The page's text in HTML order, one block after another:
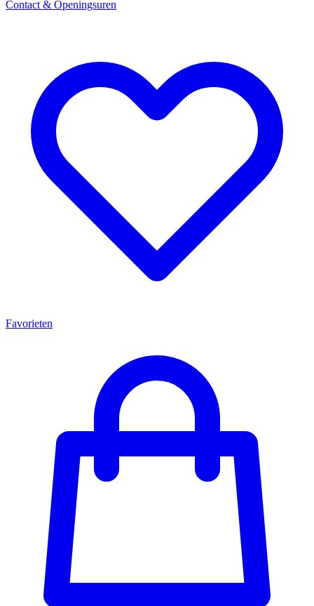
Contact & Openingsuren
Favorieten